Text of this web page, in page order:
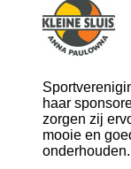
haar
zorgen zij
mooie en
onderhouden.